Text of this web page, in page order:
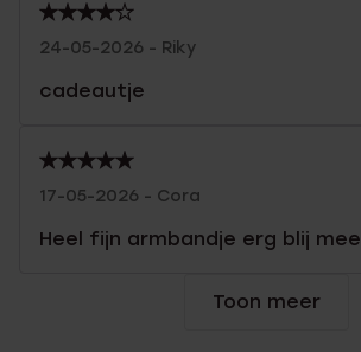
24-05-2026 - Riky
cadeautje
17-05-2026 - Cora
Heel fijn armbandje erg blij mee
Toon meer